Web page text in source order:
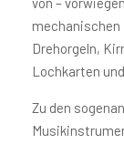
mechanischen
Drehorgeln,
Lochkarten
Zu den